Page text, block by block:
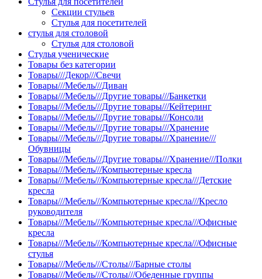
Секции стульев
Стулья для посетителей
стулья для столовой
Стулья для столовой
Стулья ученические
Товары без категории
Товары///Декор///Свечи
Товары///Мебель///Диван
Товары///Мебель///Другие товары///Банкетки
Товары///Мебель///Другие товары///Кейтеринг
Товары///Мебель///Другие товары///Консоли
Товары///Мебель///Другие товары///Хранение
Товары///Мебель///Другие товары///Хранение///
Обувницы
Товары///Мебель///Другие товары///Хранение///Полки
Товары///Мебель///Компьютерные кресла
Товары///Мебель///Компьютерные кресла///Детские
кресла
Товары///Мебель///Компьютерные кресла///Кресло
руководителя
Товары///Мебель///Компьютерные кресла///Офисные
кресла
Товары///Мебель///Компьютерные кресла///Офисные
стулья
Товары///Мебель///Столы///Барные столы
Товары///Мебель///Столы///Обеденные группы